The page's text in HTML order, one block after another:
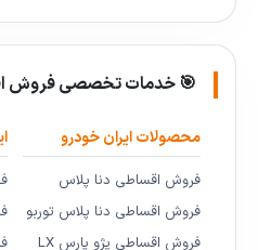
🎯 خدمات تخصصی فروش
محصولات ایران خودرو
فروش اقساطی دنا پلاس
فروش اقساطی دنا پلاس توربو
فروش اقساطی پژو پارس LX